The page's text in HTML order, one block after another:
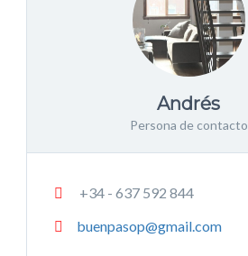
Andrés
Persona de contacto
+34 - 637 592 844
buenpasop@gmail.com